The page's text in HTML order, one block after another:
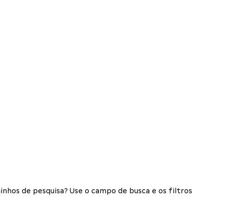
de pesquisa? Use o campo de busca e os filtros